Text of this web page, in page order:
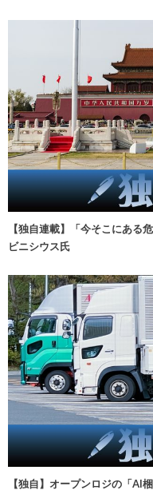
【独自連載】「今そこにあ
ビニシウス氏
【独自】オープンロジの「AI